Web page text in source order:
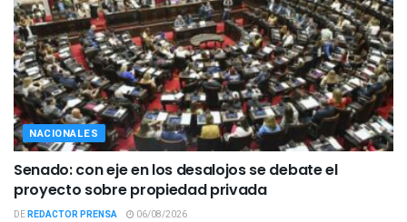
NACIONALES
Senado: con eje en los desalojos se debate el
proyecto sobre propiedad privada
DEREDACTOR PRENSA 06/08/2026